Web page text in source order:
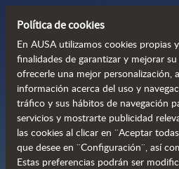
Política de cookies
En AUSA utilizamos cookies propias
finalidades de garantizar y mejorar
ofrecerle una mejor personalización,
información acerca del uso y
tráfico y sus hábitos de navegación
servicios y mostrarte publicidad
las cookies al clicar en ¨Aceptar
que desee en ¨Configuración¨, así
Estas preferencias podrán ser